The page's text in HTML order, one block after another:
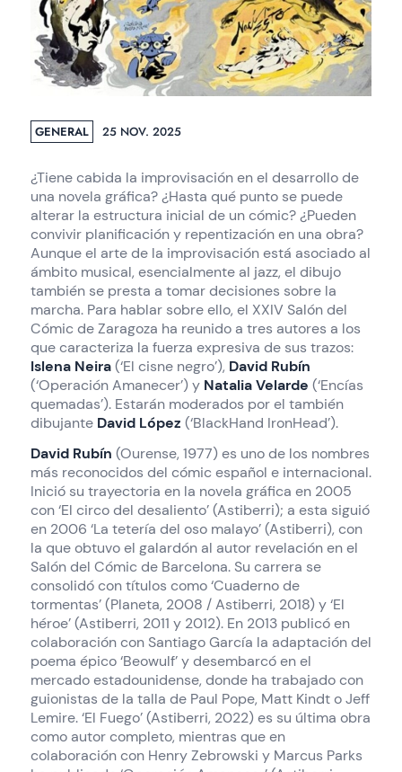
GENERAL 25 NOV. 2025
¿Tiene cabida la improvisación en el desarrollo de
una novela gráfica? ¿Hasta qué punto se puede
alterar la estructura inicial de un cómic? ¿Pueden
convivir planificación y repentización en una obra?
Aunque el arte de la improvisación está asociado al
ámbito musical, esencialmente al jazz, el dibujo
también se presta a tomar decisiones sobre la
marcha. Para hablar sobre ello, el XXIV Salón del
Cómic de Zaragoza ha reunido a tres autores a los
que caracteriza la fuerza expresiva de sus trazos:
Islena Neira(‘El cisne negro’), David Rubín
(‘Operación Amanecer’) y Natalia Velarde (‘Encías
quemadas’). Estarán moderados por el también
dibujante David López (‘BlackHand IronHead’).
David Rubín (Ourense, 1977) es uno de los nombres
más reconocidos del cómic español e internacional.
Inició su trayectoria en la novela gráfica en 2005
con ‘El circo del desaliento’ (Astiberri); a esta siguió
en 2006 ‘La tetería del oso malayo’ (Astiberri), con
la que obtuvo el galardón al autor revelación en el
Salón del Cómic de Barcelona. Su carrera se
consolidó con títulos como ‘Cuaderno de
tormentas’ (Planeta, 2008 / Astiberri, 2018) y ‘El
héroe’ (Astiberri, 2011 y 2012). En 2013 publicó en
colaboración con Santiago García la adaptación del
poema épico ‘Beowulf’ y desembarcó en el
mercado estadounidense, donde ha trabajado con
guionistas de la talla de Paul Pope, Matt Kindt o Jeff
Lemire. ‘El Fuego’ (Astiberri, 2022) es su última obra
como autor completo, mientras que en
colaboración con Henry Zebrowski y Marcus Parks